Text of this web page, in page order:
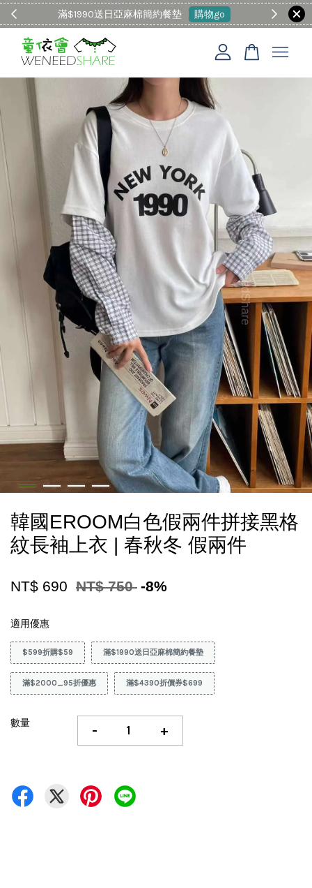
滿$1990送日亞麻棉簡約餐墊 購物go 童裝
韓國EROOM白色假兩件拼接黑格
紋長袖上衣 | 春秋冬 假兩件
NT$ 690 NT$ 750 -8%
適用優惠
$599折購$59 滿$1990送日亞麻棉簡約餐墊
滿$2000_95折優惠 滿$4390折價券$699
數量 - +
您的購物車目前還是空的。
繼續購物